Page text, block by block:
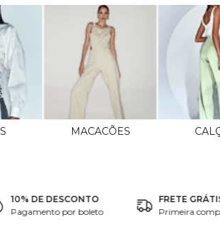
MACACÕES
10% DE DESCONTO
Pagamento por boleto
FRETE
Primeira